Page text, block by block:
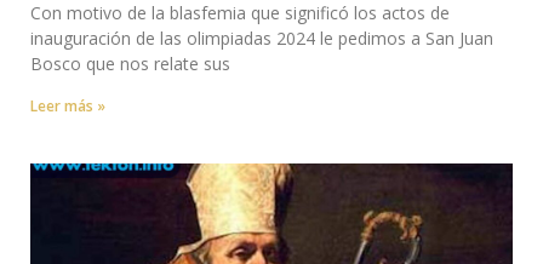
Con motivo de la blasfemia que significó los actos de
inauguración de las olimpiadas 2024 le pedimos a San Juan
Bosco que nos relate sus
Leer más »